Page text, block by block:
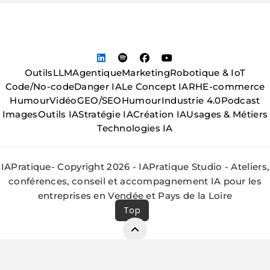
OutilsLLMAgentiqueMarketingRobotique & IoT
Code/No-codeDanger IALe Concept IARHE-commerce
HumourVidéoGEO/SEOHumourIndustrie 4.0Podcast
ImagesOutils IAStratégie IACréation IAUsages & Métiers
Technologies IA
IAPratique- Copyright 2026 - IAPratique Studio - Ateliers,
conférences, conseil et accompagnement IA pour les
entreprises en Vendée et Pays de la Loire
Top